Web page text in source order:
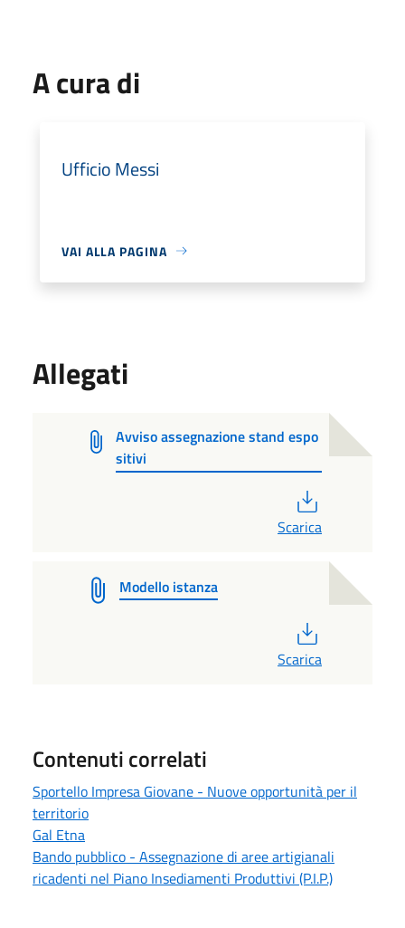
A cura di
Ufficio Messi
VAI ALLA PAGINA
Allegati
Avviso assegnazione stand espo
sitivi
Scarica
Modello istanza
Scarica
Contenuti correlati
Sportello Impresa Giovane - Nuove opportunità per il
territorio
Gal Etna
Bando pubblico - Assegnazione di aree artigianali
ricadenti nel Piano Insediamenti Produttivi (P.I.P.)